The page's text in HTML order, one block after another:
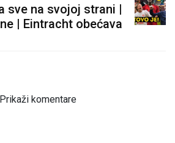
sve na svojoj strani |
| Eintracht obećava
Prikaži komentare